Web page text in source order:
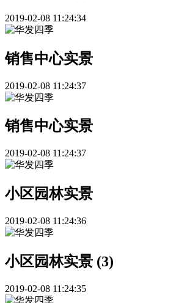
2019-02-08 11:24:34
销售中心实景
2019-02-08 11:24:37
销售中心实景
2019-02-08 11:24:37
小区园林实景
2019-02-08 11:24:36
小区园林实景 (3)
2019-02-08 11:24:35